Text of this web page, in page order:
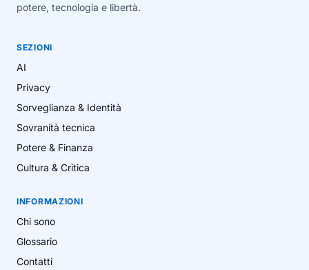
potere, tecnologia e libertà.
SEZIONI
AI
Privacy
Sorveglianza & Identità
Sovranità tecnica
Potere & Finanza
Cultura & Critica
INFORMAZIONI
Chi sono
Glossario
Contatti